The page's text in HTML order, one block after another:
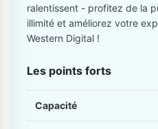
ralentissent - profitez de la
illimité et améliorez votre
Western Digital !
Les points forts
Capacité